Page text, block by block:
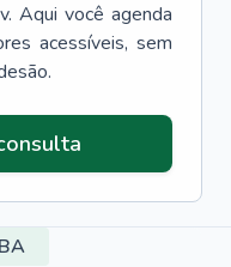
Aqui você agenda
acessíveis, sem